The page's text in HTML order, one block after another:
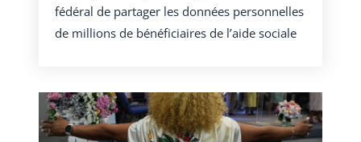
fédéral de partager les données personnelles
de millions de bénéficiaires de l’aide sociale